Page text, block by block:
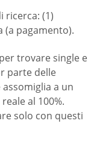
ricerca: (1)
(a pagamento).
trovare single e
parte delle
a un
al 100%.
solo con questi